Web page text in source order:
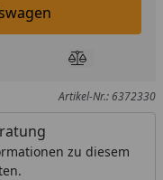
Einkaufswagen legen
hinzufügenProdukt
Artikel-Nr.: 6372330
zu diesem